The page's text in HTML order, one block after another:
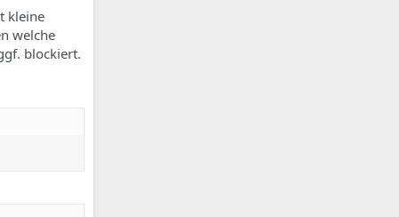
kleine
welche
blockiert.